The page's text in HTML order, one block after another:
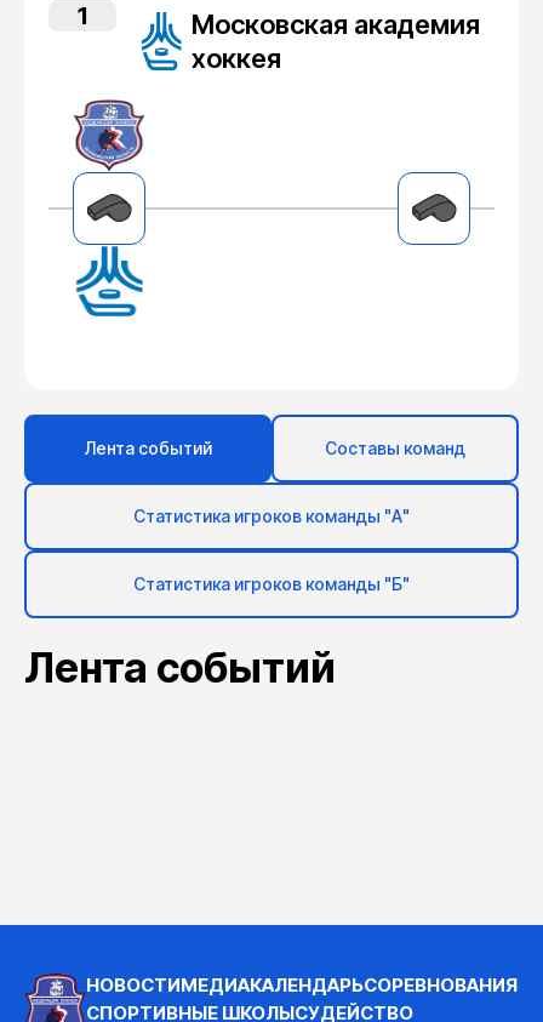
1
Московская академия
хоккея
Лента событий Составы команд
Статистика игроков команды "А"
Статистика игроков команды "Б"
Лента событий
НОВОСТИМЕДИАКАЛЕНДАРЬСОРЕВНОВАНИЯ
СПОРТИВНЫЕ ШКОЛЫСУДЕЙСТВО